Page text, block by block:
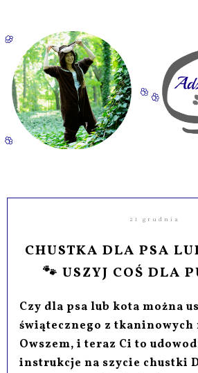
21 grudnia
CHUSTKA DLA PSA
🐾 USZYJ COŚ DLA
Czy dla psa lub kota można
świątecznego z tkaninowych
Owszem, i teraz Ci to
instrukcje na szycie chustki